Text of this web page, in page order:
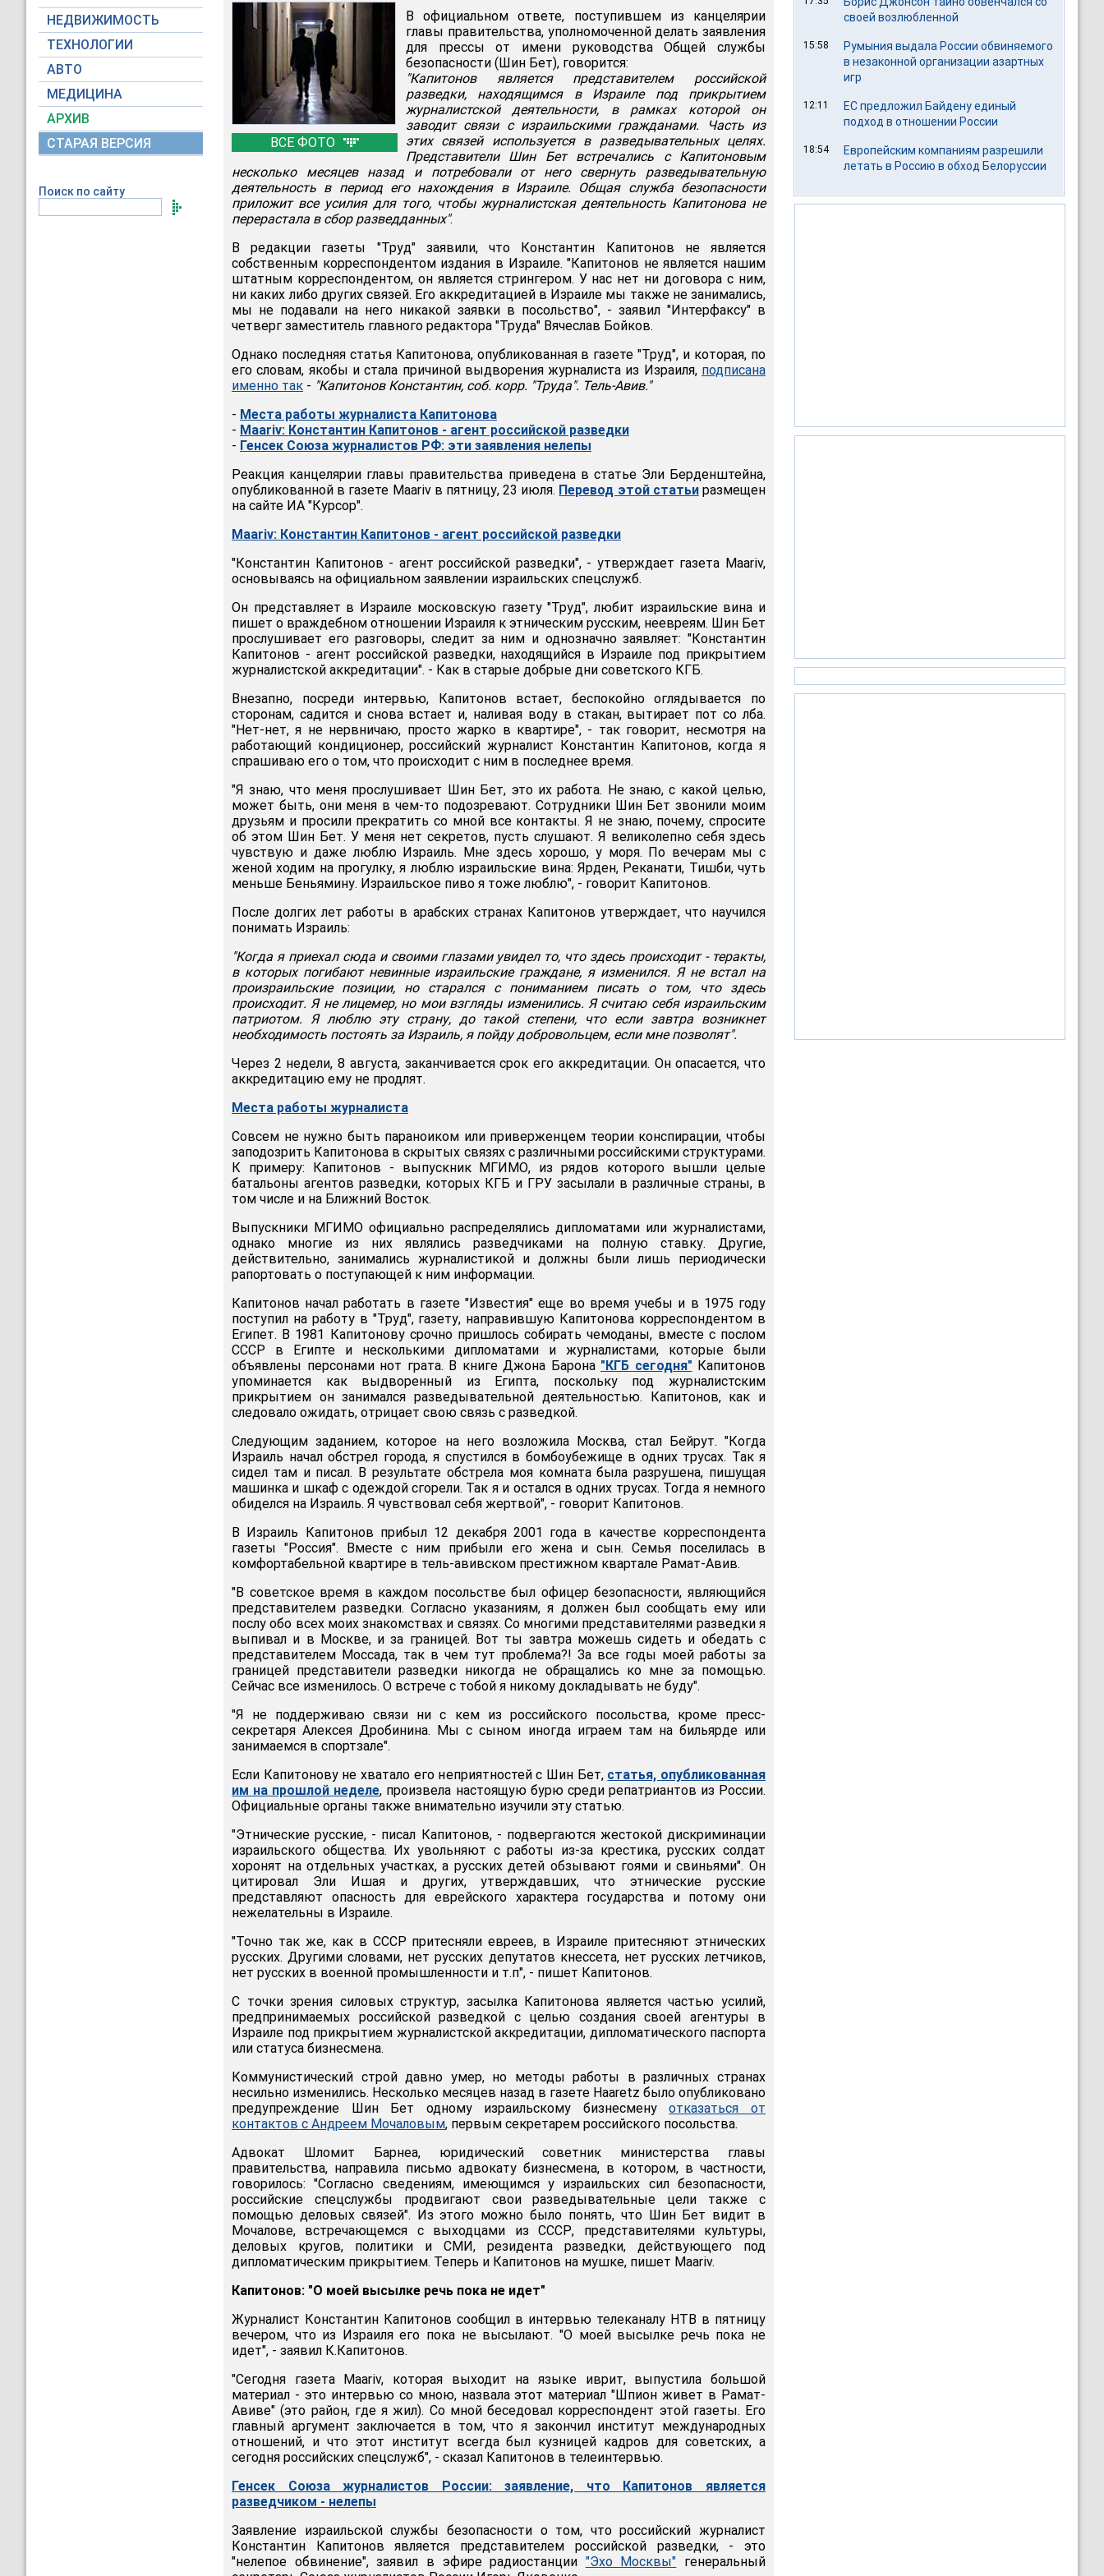
НЕДВИЖИМОСТЬ
ТЕХНОЛОГИИ
АВТО
МЕДИЦИНА
АРХИВ
СТАРАЯ ВЕРСИЯ
Поиск по сайту
ВСЕ ФОТО
В официальном ответе, поступившем из канцелярии
главы правительства, уполномоченной делать заявления
для прессы от имени руководства Общей службы
безопасности (Шин Бет), говорится:
"Капитонов является представителем российской
разведки, находящимся в Израиле под прикрытием
журналистской деятельности, в рамках которой он
заводит связи с израильскими гражданами. Часть из
этих связей используется в разведывательных целях.
Представители Шин Бет встречались с Капитоновым
несколько месяцев назад и потребовали от него свернуть разведывательную
деятельность в период его нахождения в Израиле. Общая служба безопасности
приложит все усилия для того, чтобы журналистская деятельность Капитонова не
перерастала в сбор разведданных".
В редакции газеты "Труд" заявили, что Константин Капитонов не является
собственным корреспондентом издания в Израиле. "Капитонов не является нашим
штатным корреспондентом, он является стрингером. У нас нет ни договора с ним,
ни каких либо других связей. Его аккредитацией в Израиле мы также не занимались,
мы не подавали на него никакой заявки в посольство", - заявил "Интерфаксу" в
четверг заместитель главного редактора "Труда" Вячеслав Бойков.
Однако последняя статья Капитонова, опубликованная в газете "Труд", и которая, по
его словам, якобы и стала причиной выдворения журналиста из Израиля, подписана
именно так - "Капитонов Константин, соб. корр. "Труда". Тель-Авив."
- Места работы журналиста Капитонова
- Maariv: Константин Капитонов - агент российской разведки
- Генсек Союза журналистов РФ: эти заявления нелепы
Реакция канцелярии главы правительства приведена в статье Эли Берденштейна,
опубликованной в газете Maariv в пятницу, 23 июля. Перевод этой статьиразмещен
на сайте ИА "Курсор".
Maariv: Константин Капитонов - агент российской разведки
"Константин Капитонов - агент российской разведки", - утверждает газета Maariv,
основываясь на официальном заявлении израильских спецслужб.
Он представляет в Израиле московскую газету "Труд", любит израильские вина и
пишет о враждебном отношении Израиля к этническим русским, неевреям. Шин Бет
прослушивает его разговоры, следит за ним и однозначно заявляет: "Константин
Капитонов - агент российской разведки, находящийся в Израиле под прикрытием
журналистской аккредитации". - Как в старые добрые дни советского КГБ.
Внезапно, посреди интервью, Капитонов встает, беспокойно оглядывается по
сторонам, садится и снова встает и, наливая воду в стакан, вытирает пот со лба.
"Нет-нет, я не нервничаю, просто жарко в квартире", - так говорит, несмотря на
работающий кондиционер, российский журналист Константин Капитонов, когда я
спрашиваю его о том, что происходит с ним в последнее время.
"Я знаю, что меня прослушивает Шин Бет, это их работа. Не знаю, с какой целью,
может быть, они меня в чем-то подозревают. Сотрудники Шин Бет звонили моим
друзьям и просили прекратить со мной все контакты. Я не знаю, почему, спросите
об этом Шин Бет. У меня нет секретов, пусть слушают. Я великолепно себя здесь
чувствую и даже люблю Израиль. Мне здесь хорошо, у моря. По вечерам мы с
женой ходим на прогулку, я люблю израильские вина: Ярден, Реканати, Тишби, чуть
меньше Беньямину. Израильское пиво я тоже люблю", - говорит Капитонов.
После долгих лет работы в арабских странах Капитонов утверждает, что научился
понимать Израиль:
"Когда я приехал сюда и своими глазами увидел то, что здесь происходит - теракты,
в которых погибают невинные израильские граждане, я изменился. Я не встал на
произраильские позиции, но старался с пониманием писать о том, что здесь
происходит. Я не лицемер, но мои взгляды изменились. Я считаю себя израильским
патриотом. Я люблю эту страну, до такой степени, что если завтра возникнет
необходимость постоять за Израиль, я пойду добровольцем, если мне позволят".
Через 2 недели, 8 августа, заканчивается срок его аккредитации. Он опасается, что
аккредитацию ему не продлят.
Места работы журналиста
Совсем не нужно быть параноиком или приверженцем теории конспирации, чтобы
заподозрить Капитонова в скрытых связях с различными российскими структурами.
К примеру: Капитонов - выпускник МГИМО, из рядов которого вышли целые
батальоны агентов разведки, которых КГБ и ГРУ засылали в различные страны, в
том числе и на Ближний Восток.
Выпускники МГИМО официально распределялись дипломатами или журналистами,
однако многие из них являлись разведчиками на полную ставку. Другие,
действительно, занимались журналистикой и должны были лишь периодически
рапортовать о поступающей к ним информации.
Капитонов начал работать в газете "Известия" еще во время учебы и в 1975 году
поступил на работу в "Труд", газету, направившую Капитонова корреспондентом в
Египет. В 1981 Капитонову срочно пришлось собирать чемоданы, вместе с послом
СССР в Египте и несколькими дипломатами и журналистами, которые были
объявлены персонами нот грата. В книге Джона Барона "КГБ сегодня" Капитонов
упоминается как выдворенный из Египта, поскольку под журналистским
прикрытием он занимался разведывательной деятельностью. Капитонов, как и
следовало ожидать, отрицает свою связь с разведкой.
Следующим заданием, которое на него возложила Москва, стал Бейрут. "Когда
Израиль начал обстрел города, я спустился в бомбоубежище в одних трусах. Так я
сидел там и писал. В результате обстрела моя комната была разрушена, пишущая
машинка и шкаф с одеждой сгорели. Так я и остался в одних трусах. Тогда я немного
обиделся на Израиль. Я чувствовал себя жертвой", - говорит Капитонов.
В Израиль Капитонов прибыл 12 декабря 2001 года в качестве корреспондента
газеты "Россия". Вместе с ним прибыли его жена и сын. Семья поселилась в
комфортабельной квартире в тель-авивском престижном квартале Рамат-Авив.
"В советское время в каждом посольстве был офицер безопасности, являющийся
представителем разведки. Согласно указаниям, я должен был сообщать ему или
послу обо всех моих знакомствах и связях. Со многими представителями разведки я
выпивал и в Москве, и за границей. Вот ты завтра можешь сидеть и обедать с
представителем Моссада, так в чем тут проблема?! За все годы моей работы за
границей представители разведки никогда не обращались ко мне за помощью.
Сейчас все изменилось. О встрече с тобой я никому докладывать не буду".
"Я не поддерживаю связи ни с кем из российского посольства, кроме пресс-
секретаря Алексея Дробинина. Мы с сыном иногда играем там на бильярде или
занимаемся в спортзале".
Если Капитонову не хватало его неприятностей с Шин Бет, статья, опубликованная
им на прошлой неделе, произвела настоящую бурю среди репатриантов из России.
Официальные органы также внимательно изучили эту статью.
"Этнические русские, - писал Капитонов, - подвергаются жестокой дискриминации
израильского общества. Их увольняют с работы из-за крестика, русских солдат
хоронят на отдельных участках, а русских детей обзывают гоями и свиньями". Он
цитировал Эли Ишая и других, утверждавших, что этнические русские
представляют опасность для еврейского характера государства и потому они
нежелательны в Израиле.
"Точно так же, как в СССР притесняли евреев, в Израиле притесняют этнических
русских. Другими словами, нет русских депутатов кнессета, нет русских летчиков,
нет русских в военной промышленности и т.п", - пишет Капитонов.
С точки зрения силовых структур, засылка Капитонова является частью усилий,
предпринимаемых российской разведкой с целью создания своей агентуры в
Израиле под прикрытием журналистской аккредитации, дипломатического паспорта
или статуса бизнесмена.
Коммунистический строй давно умер, но методы работы в различных странах
несильно изменились. Несколько месяцев назад в газете Haaretz было опубликовано
предупреждение Шин Бет одному израильскому бизнесменуотказаться от
контактов с Андреем Мочаловым, первым секретарем российского посольства.
Адвокат Шломит Барнеа, юридический советник министерства главы
правительства, направила письмо адвокату бизнесмена, в котором, в частности,
говорилось: "Согласно сведениям, имеющимся у израильских сил безопасности,
российские спецслужбы продвигают свои разведывательные цели также с
помощью деловых связей". Из этого можно было понять, что Шин Бет видит в
Мочалове, встречающемся с выходцами из СССР, представителями культуры,
деловых кругов, политики и СМИ, резидента разведки, действующего под
дипломатическим прикрытием. Теперь и Капитонов на мушке, пишет Maariv.
Капитонов: "О моей высылке речь пока не идет"
Журналист Константин Капитонов сообщил в интервью телеканалу НТВ в пятницу
вечером, что из Израиля его пока не высылают. "О моей высылке речь пока не
идет", - заявил К.Капитонов.
"Сегодня газета Maariv, которая выходит на языке иврит, выпустила большой
материал - это интервью со мною, назвала этот материал "Шпион живет в Рамат-
Авиве" (это район, где я жил). Со мной беседовал корреспондент этой газеты. Его
главный аргумент заключается в том, что я закончил институт международных
отношений, и что этот институт всегда был кузницей кадров для советских, а
сегодня российских спецслужб", - сказал Капитонов в телеинтервью.
Генсек Союза журналистов России: заявление, что Капитонов является
разведчиком - нелепы
Заявление израильской службы безопасности о том, что российский журналист
Константин Капитонов является представителем российской разведки, - это
"нелепое обвинение", заявил в эфире радиостанции "Эхо Москвы" генеральный
своей возлюбленной
15:58
Румыния выдала России обвиняемого
в незаконной организации азартных
игр
12:11
ЕС предложил Байдену единый
подход в отношении России
18:54
Европейским компаниям разрешили
летать в Россию в обход Белоруссии